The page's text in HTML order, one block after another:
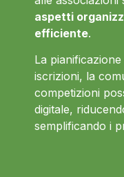
aspetti
efficiente.
La
iscrizioni, la
competizioni
digitale,
semplificando i